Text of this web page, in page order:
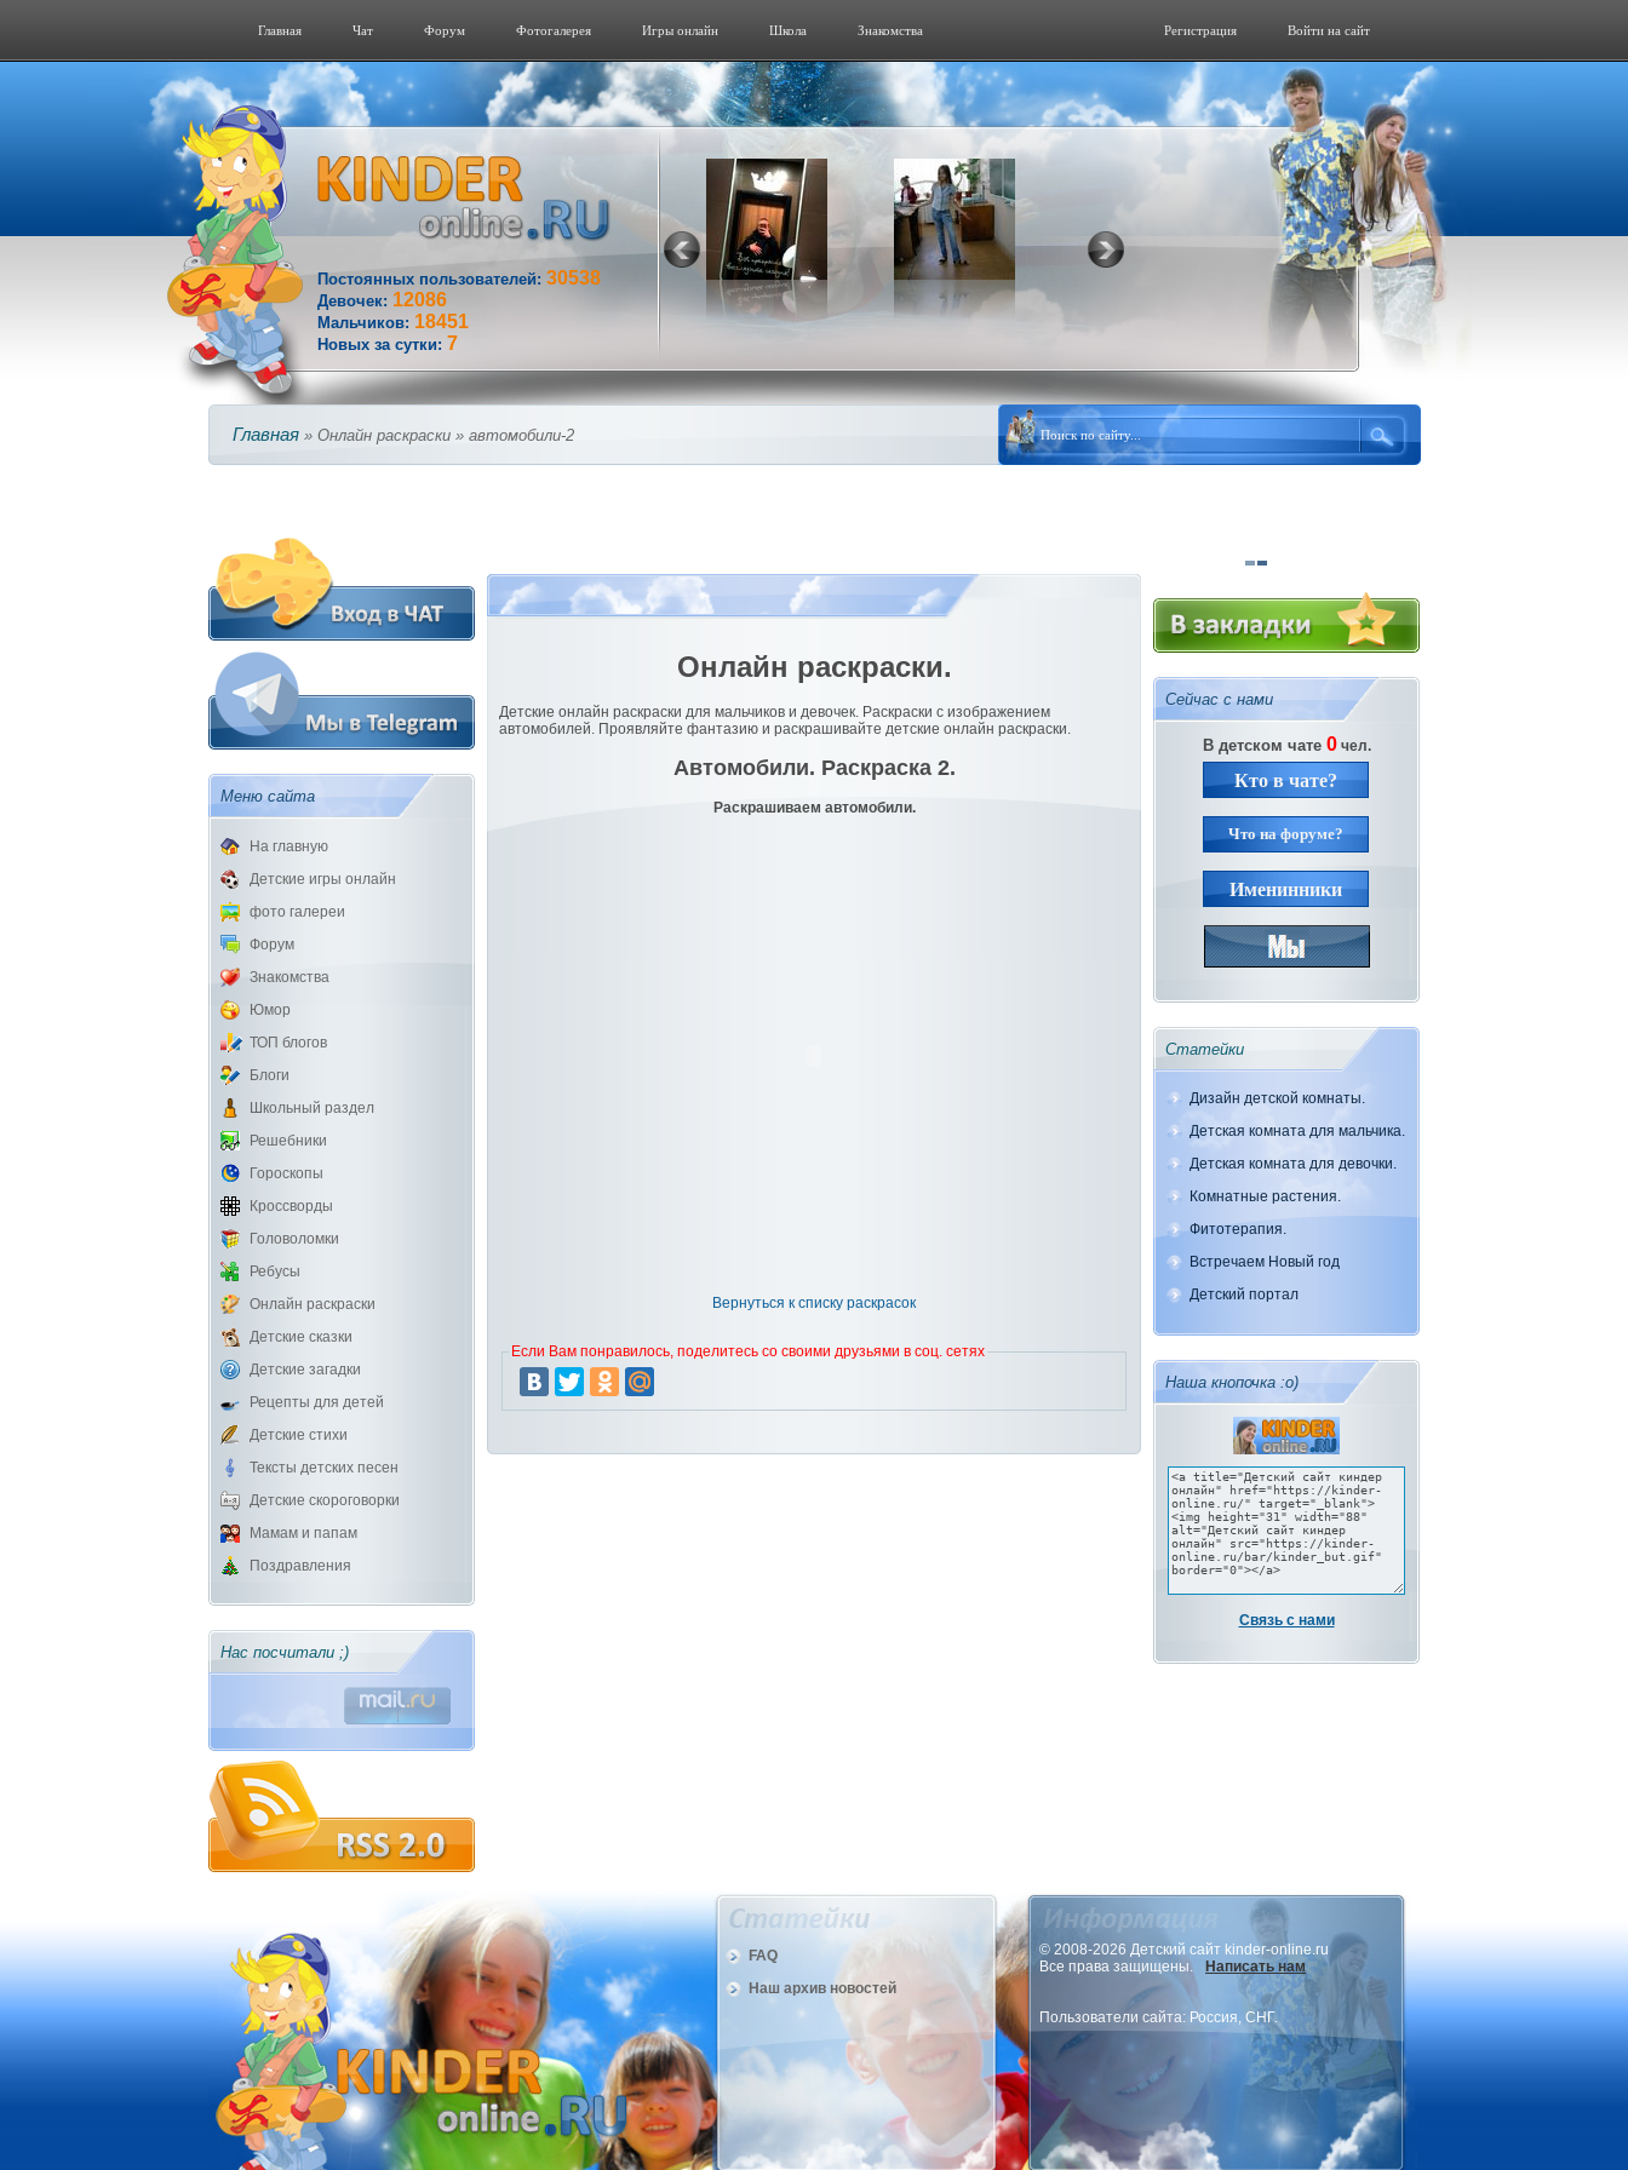
Главная Чат Форум Фотогалерeя Игры онлайн Школа Знакомства Войти на сайт
Регистрация
Постоянных пользователей: 30538
Девочек: 12086
Мальчиков: 18451
Новых за сутки: 7
Главная » Онлайн раскраски » автомобили-2
Меню сайта
На главную
Детские игры онлайн
фото галереи
Форум
Знакомства
Юмор
ТОП блогов
Блоги
Школьный раздел
Решебники
Гороскопы
Кроссворды
Головоломки
Ребусы
Онлайн раскраски
Детские сказки
Детские загадки
Рецепты для детей
Детские стихи
Тексты детских песен
Детские скороговорки
Мамам и папам
Поздравления
Нас посчитали ;)
Онлайн раскраски.
Детские онлайн раскраски для мальчиков и девочек. Раскраски с изображением
автомобилей. Проявляйте фантазию и раскрашивайте детские онлайн раскраски.
Автомобили. Раскраска 2.
Раскрашиваем автомобили.
Вернуться к списку раскрасок
Если Вам понравилось, поделитесь со своими друзьями в соц. сетях
Сейчас с нами
В детском чате 0чел.
Кто в чате?
Что на форуме?
Именинники
Статейки
Дизайн детской комнаты.
Детская комната для мальчика.
Детская комната для девочки.
Комнатные растения.
Фитотерапия.
Встречаем Новый год
Детский портал
Наша кнопочка :о)
Связь с нами
FAQ
Наш архив новостей
© 2008-2026 Детский сайт kinder-online.ru
Все права защищены.
Написать нам
Пользователи сайта: Россия, СНГ.